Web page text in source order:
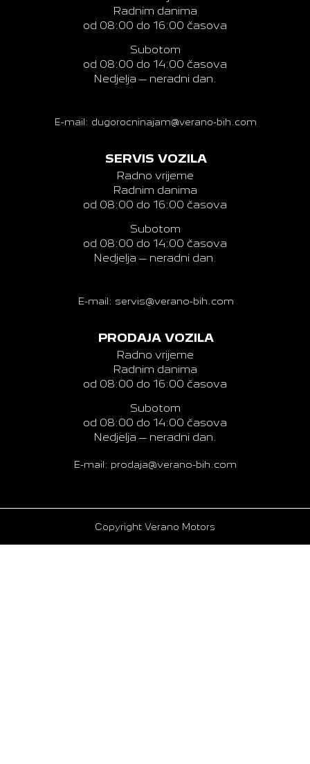
Radnim danima
od 08:00 do 16:00 časova
Subotom
od 08:00 do 14:00 časova
Nedjelja – neradni dan.
E-mail: dugorocninajam@verano-bih.com
SERVIS VOZILA
Radno vrijeme
Radnim danima
od 08:00 do 16:00 časova
Subotom
od 08:00 do 14:00 časova
Nedjelja – neradni dan.
E-mail: servis@verano-bih.com
PRODAJA VOZILA
Radno vrijeme
Radnim danima
od 08:00 do 16:00 časova
Subotom
od 08:00 do 14:00 časova
Nedjelja – neradni dan.
E-mail: prodaja@verano-bih.com
Copyright Verano Motors